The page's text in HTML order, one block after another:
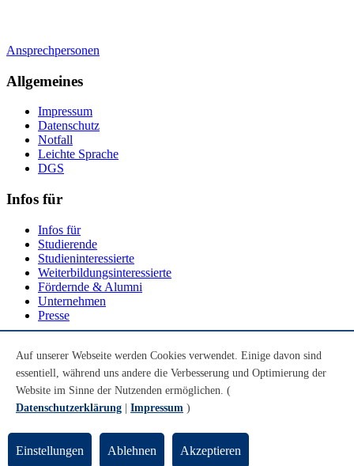
Ansprechpersonen
Allgemeines
Impressum
Datenschutz
Notfall
Leichte Sprache
DGS
Infos für
Infos für
Studierende
Studieninteressierte
Weiterbildungsinteressierte
Fördernde & Alumni
Unternehmen
Presse
Youtube
Instagram
LinkedIn
© Universität Bremen 2026
Auf unserer Webseite werden Cookies verwendet. Einige davon sind
essentiell, während uns andere die Verbesserung und Optimierung der
Website im Sinne der Nutzenden ermöglichen. (
Datenschutzerklärung
Impressum )
Einstellungen Ablehnen Akzeptieren